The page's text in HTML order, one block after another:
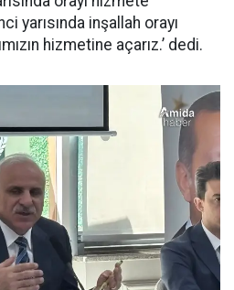
yarısında inşallah orayı
hizmetine açarız.’ dedi.